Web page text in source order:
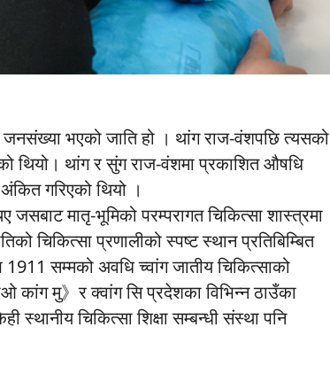
भएको जाति हो । थांग राज-वंशपछि त्यसको
थियो। थांग र सुंग राज-वंशमा प्रकाशित औषधि
गरिएको थियो ।
जसबाट मातृ-भूमिको परम्परागत चिकित्सा शास्त्रमा
चिकित्सा प्रणालीको स्पष्ट स्थान प्रतिबिम्बित
सम्मको अवधि च्वांग जातीय चिकित्साको
मु》र क्वांग सि प्रदेशका विभिन्न ठाउँका
स्थानीय चिकित्सा शिक्षा सम्बन्धी संस्था पनि